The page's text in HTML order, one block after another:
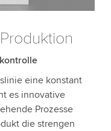
eine konstant
es innovative
Prozesse
die strengen